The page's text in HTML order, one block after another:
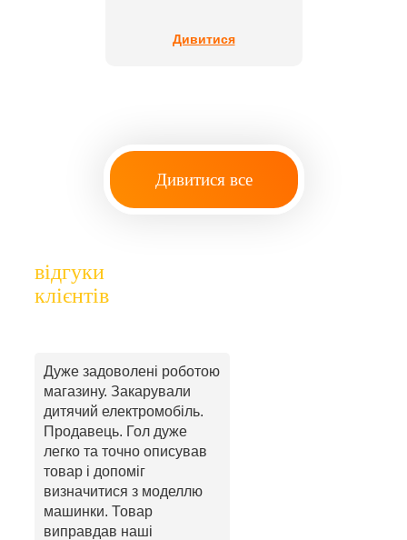
Дивитися
Дивитися все
відгуки
клієнтів
Дуже задоволені роботою
магазину. Закарували
дитячий електромобіль.
Продавець. Гол дуже
легко та точно описував
товар і допоміг
визначитися з моделлю
машинки. Товар
виправдав наші